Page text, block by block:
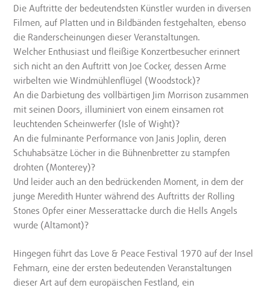
Die Auftritte der bedeutendsten Künstler wurden in diversen
Filmen, auf Platten und in Bildbänden festgehalten, ebenso
die Randerscheinungen dieser Veranstaltungen.
Welcher Enthusiast und fleißige Konzertbesucher erinnert
sich nicht an den Auftritt von Joe Cocker, dessen Arme
wirbelten wie Windmühlenflügel (Woodstock)?
An die Darbietung des vollbärtigen Jim Morrison zusammen
mit seinen Doors, illuminiert von einem einsamen rot
leuchtenden Scheinwerfer (Isle of Wight)?
An die fulminante Performance von Janis Joplin, deren
Schuhabsätze Löcher in die Bühnenbretter zu stampfen
drohten (Monterey)?
Und leider auch an den bedrückenden Moment, in dem der
junge Meredith Hunter während des Auftritts der Rolling
Stones Opfer einer Messerattacke durch die Hells Angels
wurde (Altamont)?
Hingegen führt das Love & Peace Festival 1970 auf der Insel
Fehmarn, eine der ersten bedeutenden Veranstaltungen
dieser Art auf dem europäischen Festland, ein